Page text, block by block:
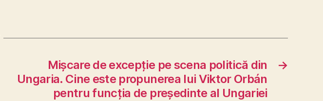
→
Mișcare de excepție pe scena politică din
Ungaria. Cine este propunerea lui Viktor Orbán
pentru funcția de președinte al Ungariei